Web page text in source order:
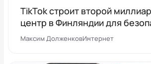
TikTok строит второй
центр в Финляндии для
пользователей из Европы
Максим ДолженковИнтернет